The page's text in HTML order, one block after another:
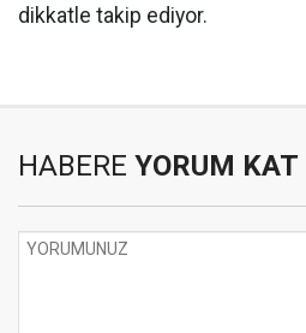
dikkatle takip ediyor.
HABERE YORUM KAT